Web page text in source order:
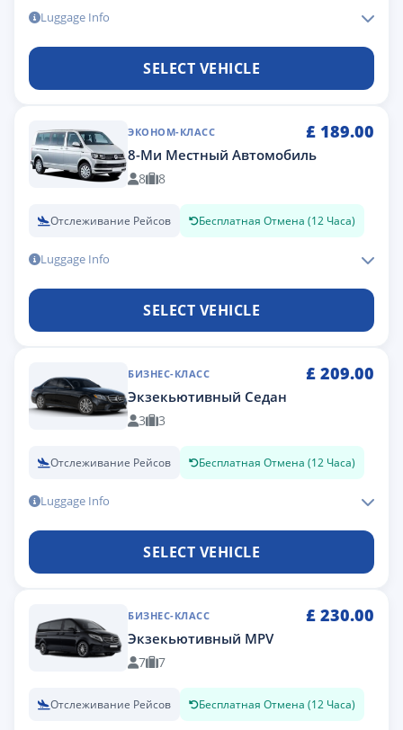
Luggage Info
SELECT VEHICLE
ЭКОНОМ-КЛАСС £ 189.00
8-Ми Местный Автомобиль
8 8
Отслеживание Рейсов Бесплатная Отмена (12 Часа)
Luggage Info
SELECT VEHICLE
БИЗНЕС-КЛАСС £ 209.00
Экзекьютивный Седан
3 3
Отслеживание Рейсов Бесплатная Отмена (12 Часа)
Luggage Info
SELECT VEHICLE
БИЗНЕС-КЛАСС £ 230.00
Экзекьютивный MPV
7 7
Отслеживание Рейсов Бесплатная Отмена (12 Часа)